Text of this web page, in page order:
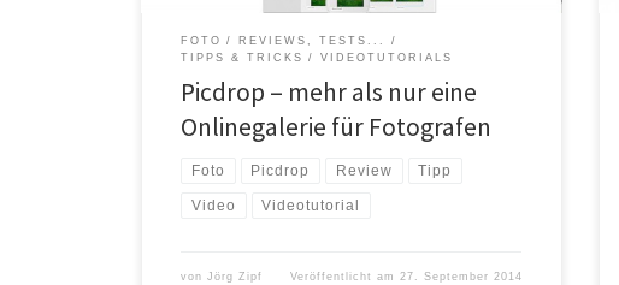
FOTO
REVIEWS, TESTS...
TIPPS & TRICKS
VIDEOTUTORIALS
Picdrop – mehr als nur eine
Onlinegalerie für Fotografen
Foto Picdrop Review Tipp
Video Videotutorial
vonJörg Zipf Veröffentlicht am 27. September 2014